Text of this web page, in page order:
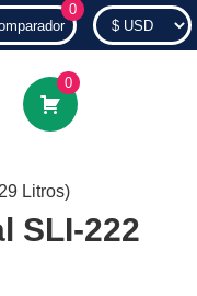
0
0
Litros)
SLI-222